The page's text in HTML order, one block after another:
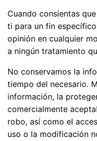
Cuando consientas
ti para un fin
opinión en cualquier
a ningún tratamiento
No conservamos la
tiempo del necesario.
información, la
comercialmente
robo, así como el
uso o la modificación